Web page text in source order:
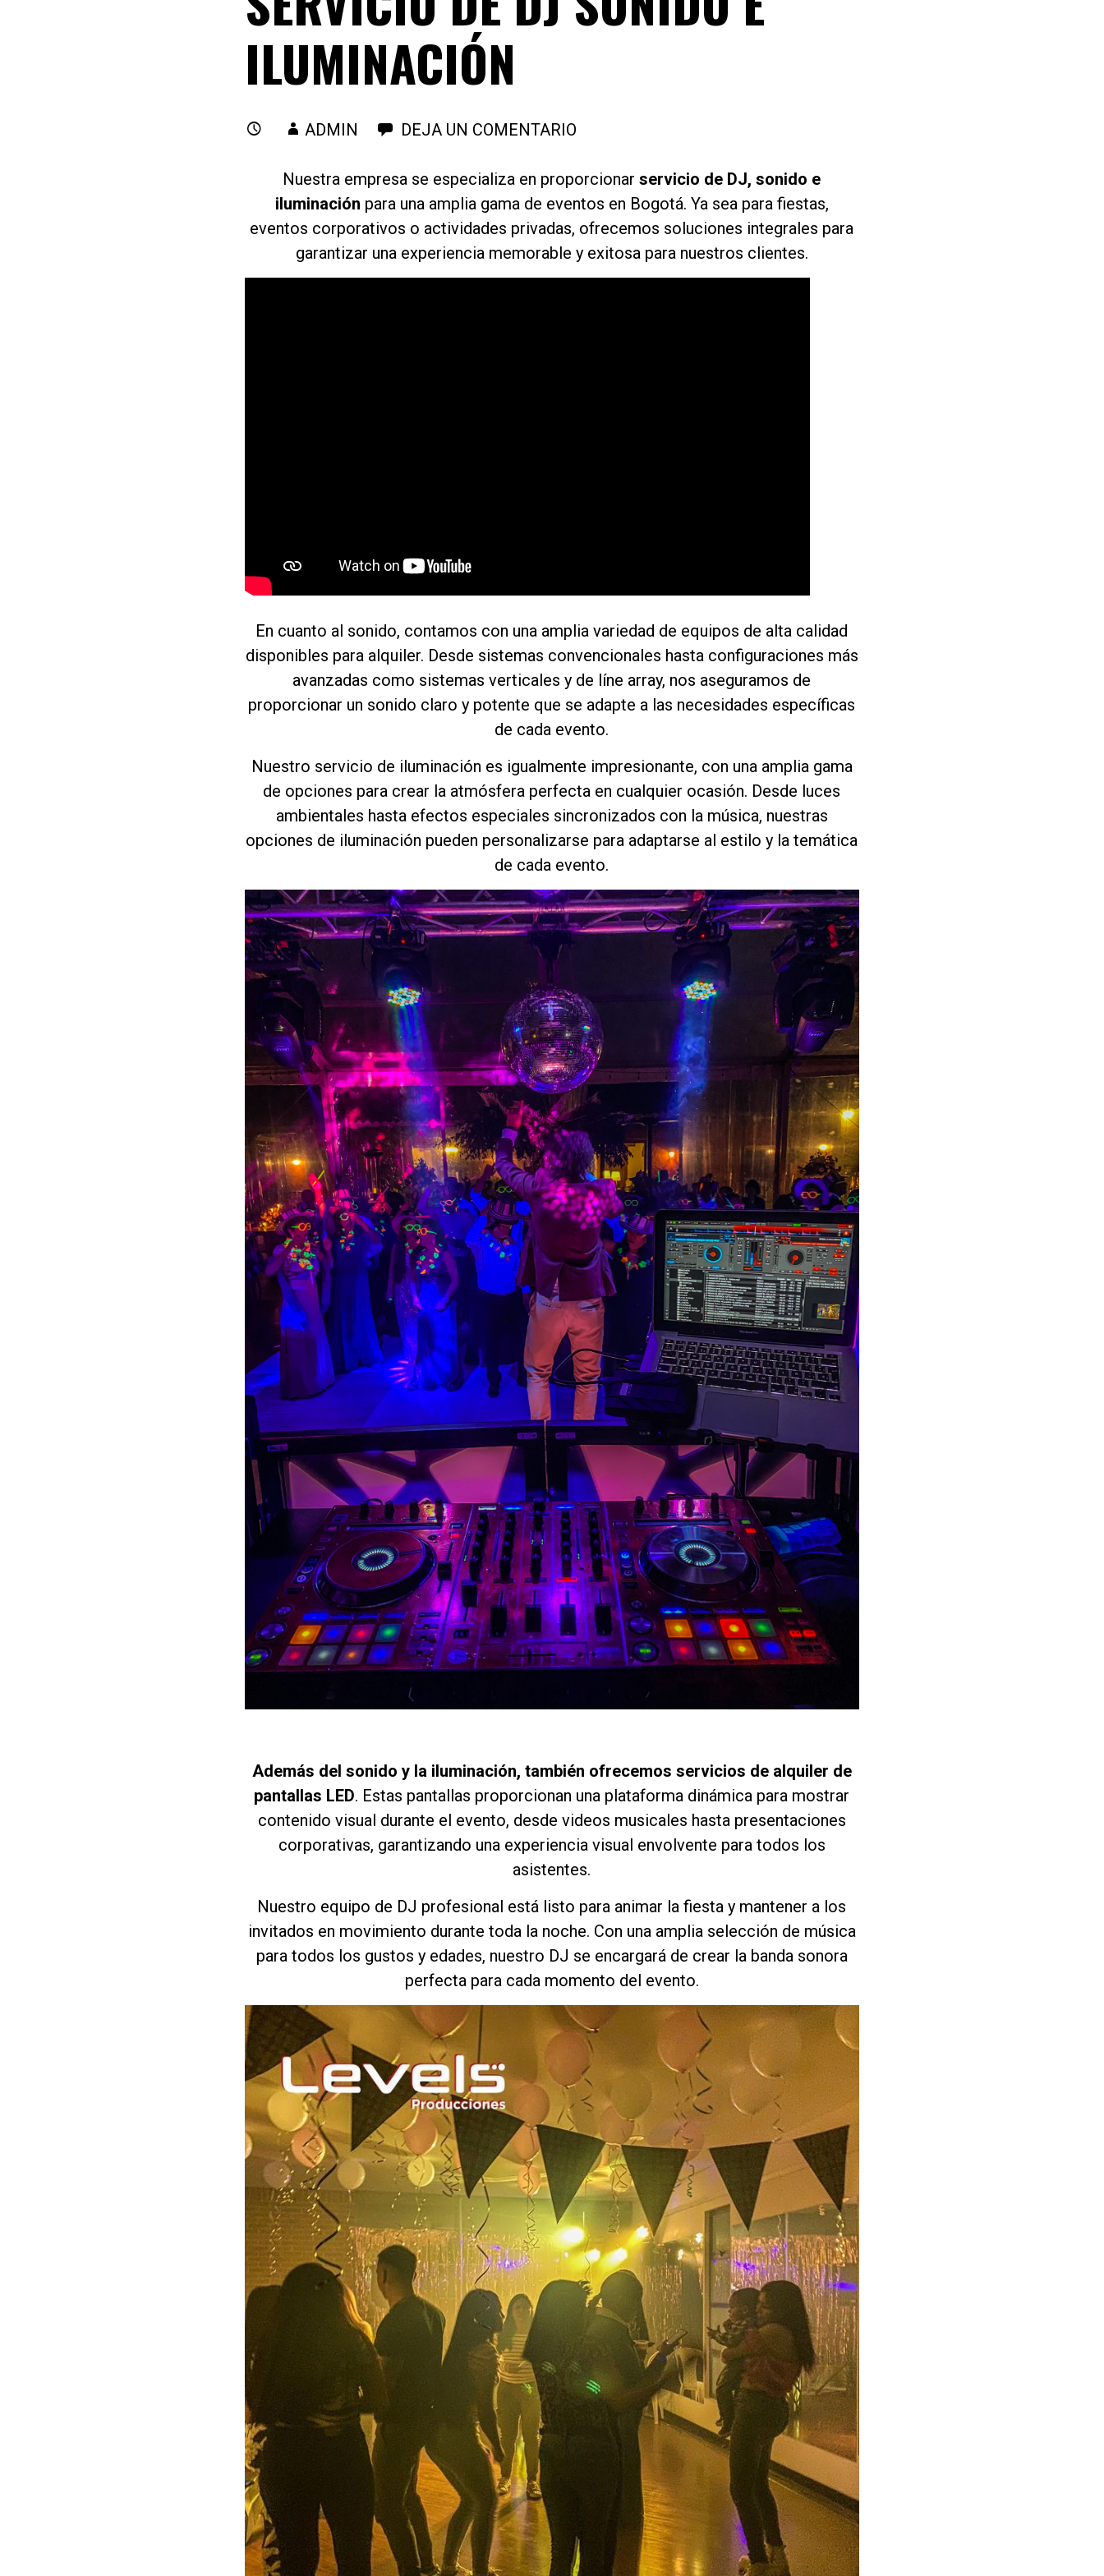
ILUMINACIÓN
ADMIN DEJA UN COMENTARIO
Nuestra empresa se especializa en proporcionarservicio de DJ, sonido e
iluminación para una amplia gama de eventos en Bogotá. Ya sea para fiestas,
eventos corporativos o actividades privadas, ofrecemos soluciones integrales para
garantizar una experiencia memorable y exitosa para nuestros clientes.
En cuanto al sonido, contamos con una amplia variedad de equipos de alta calidad
disponibles para alquiler. Desde sistemas convencionales hasta configuraciones más
avanzadas como sistemas verticales y de líne array, nos aseguramos de
proporcionar un sonido claro y potente que se adapte a las necesidades específicas
de cada evento.
Nuestro servicio de iluminación es igualmente impresionante, con una amplia gama
de opciones para crear la atmósfera perfecta en cualquier ocasión. Desde luces
ambientales hasta efectos especiales sincronizados con la música, nuestras
opciones de iluminación pueden personalizarse para adaptarse al estilo y la temática
de cada evento.
Además del sonido y la iluminación, también ofrecemos servicios de alquiler de
pantallas LED. Estas pantallas proporcionan una plataforma dinámica para mostrar
contenido visual durante el evento, desde videos musicales hasta presentaciones
corporativas, garantizando una experiencia visual envolvente para todos los
asistentes.
Nuestro equipo de DJ profesional está listo para animar la fiesta y mantener a los
invitados en movimiento durante toda la noche. Con una amplia selección de música
para todos los gustos y edades, nuestro DJ se encargará de crear la banda sonora
perfecta para cada momento del evento.